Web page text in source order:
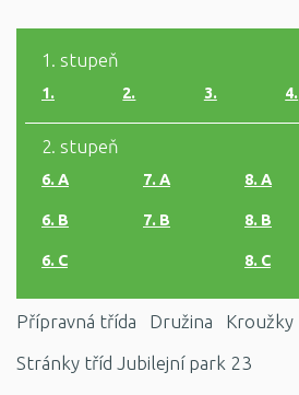
1. stupeň
1. 2. 3. 4.
2. stupeň
6. A
6. B
6. C
7. A
7. B
8. A
8. B
8. C
Přípravná třída Družina
Kroužky
Stránky tříd Jubilejní park 23